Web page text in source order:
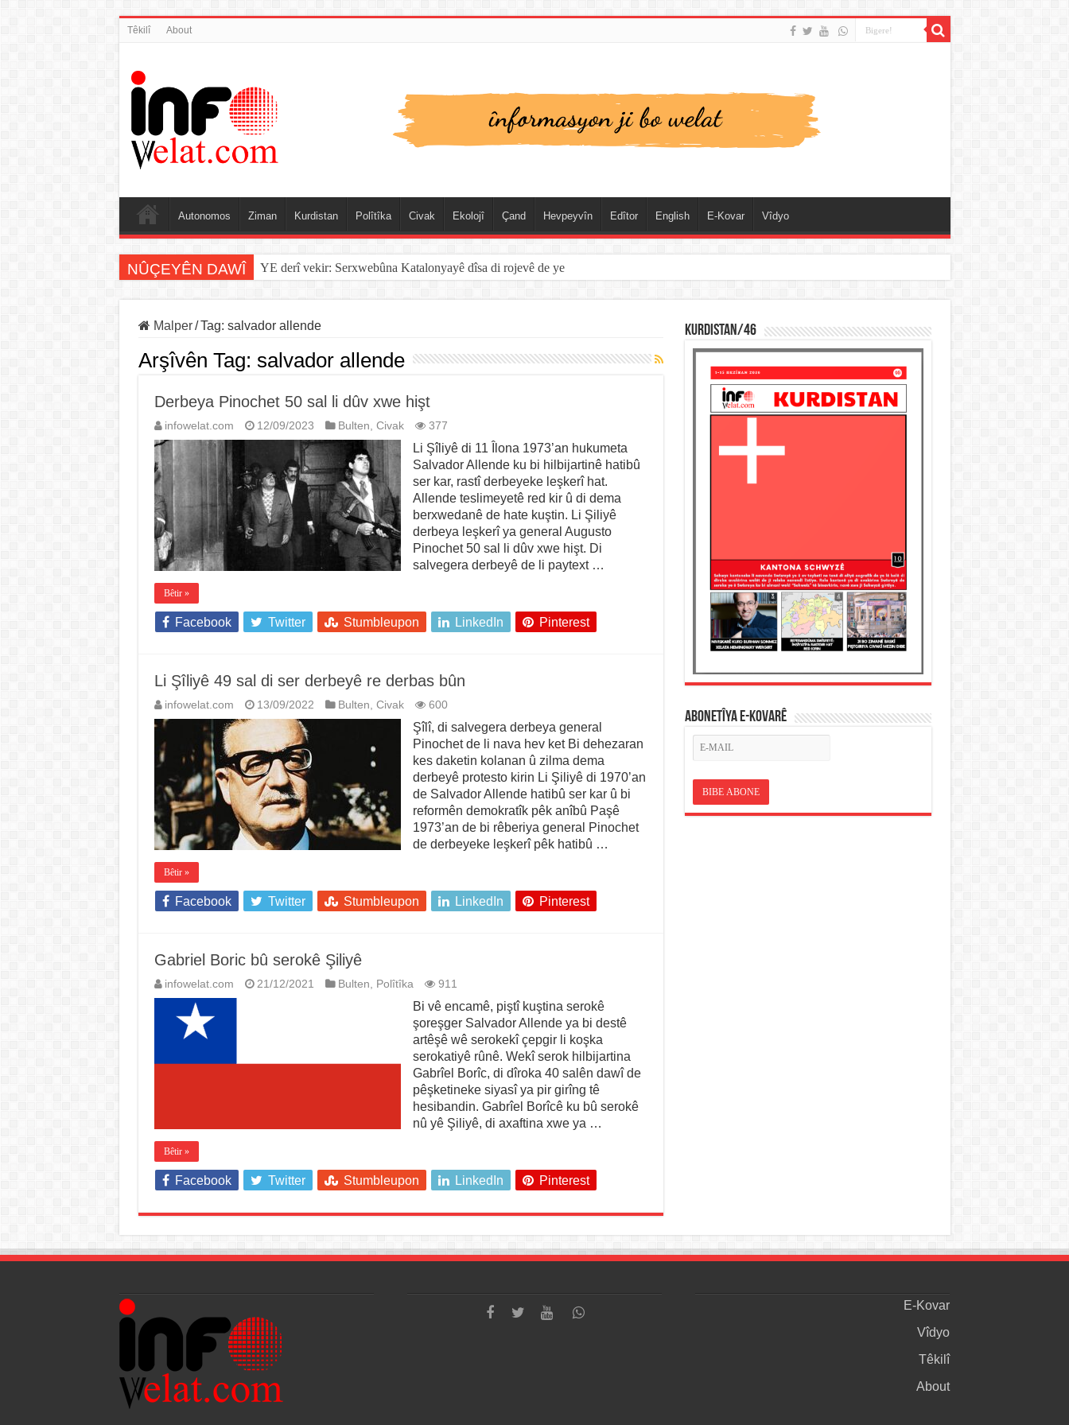
Têkilî About
Autonomos Ziman Kurdistan Polîtîka Civak Ekolojî Çand Hevpeyvîn Edîtor English E-Kovar Vîdyo
NÛÇEYÊN DAWÎ YE derî vekir: Serxwebûna Katalonyayê dîsa di rojevê de ye
Malper / Tag: salvador allende
Arşîvên Tag: salvador allende
Derbeya Pinochet 50 sal li dûv xwe hişt
infowelat.com 12/09/2023 Bulten, Civak 377
Li Şîliyê di 11 Îlona 1973’an hukumeta
Salvador Allende ku bi hilbijartinê hatibû
ser kar, rastî derbeyeke leşkerî hat.
Allende teslimeyetê red kir û di dema
berxwedanê de hate kuştin. Li Şiliyê
derbeya leşkerî ya general Augusto
Pinochet 50 sal li dûv xwe hişt. Di
salvegera derbeyê de li paytext …
Bêtir »
Facebook Twitter Stumbleupon LinkedIn Pinterest
Li Şîliyê 49 sal di ser derbeyê re derbas bûn
infowelat.com 13/09/2022 Bulten, Civak 600
Şîlî, di salvegera derbeya general
Pinochet de li nava hev ket Bi dehezaran
kes daketin kolanan û zilma dema
derbeyê protesto kirin Li Şiliyê di 1970’an
de Salvador Allende hatibû ser kar û bi
reformên demokratîk pêk anîbû Paşê
1973’an de bi rêberiya general Pinochet
de derbeyeke leşkerî pêk hatibû …
Bêtir »
Facebook Twitter Stumbleupon LinkedIn Pinterest
Gabriel Boric bû serokê Şiliyê
infowelat.com 21/12/2021 Bulten, Polîtîka 911
Bi vê encamê, piştî kuştina serokê
şoreşger Salvador Allende ya bi destê
artêşê wê serokekî çepgir li koşka
serokatiyê rûnê. Wekî serok hilbijartina
Gabrîel Borîc, di dîroka 40 salên dawî de
pêşketineke siyasî ya pir girîng tê
hesibandin. Gabrîel Borîcê ku bû serokê
nû yê Şiliyê, di axaftina xwe ya …
Bêtir »
Facebook Twitter Stumbleupon LinkedIn Pinterest
KURDISTAN/46
ABONETÎYA E-KOVARÊ
E-Kovar
Vîdyo
Têkilî
About